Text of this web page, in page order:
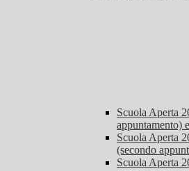
Scuola Aperta
appuntamento)
Scuola Aperta
(secondo
Scuola Aperta